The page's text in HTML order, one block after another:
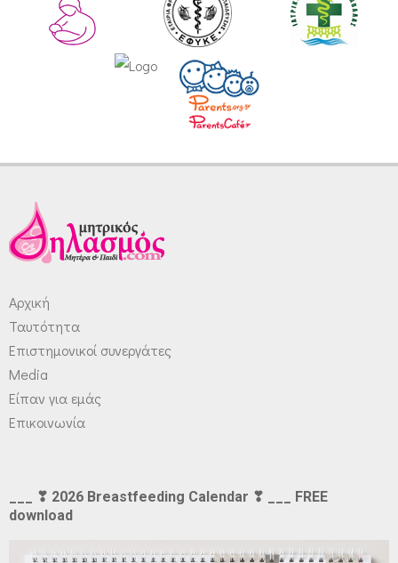
Αρχική
Ταυτότητα
Επιστημονικοί συνεργάτες
Media
Είπαν για εμάς
Επικοινωνία
___ ❣ 2026 Breastfeeding Calendar ❣ ___ FREE
download